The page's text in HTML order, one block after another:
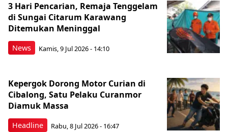
News
3 Hari Pencarian, Remaja Tenggelam
di Sungai Citarum Karawang
Ditemukan Meninggal
Kamis, 9 Jul 2026 - 14:10
Headline
Kepergok Dorong Motor Curian di
Cibalong, Satu Pelaku Curanmor
Diamuk Massa
Rabu, 8 Jul 2026 - 16:47